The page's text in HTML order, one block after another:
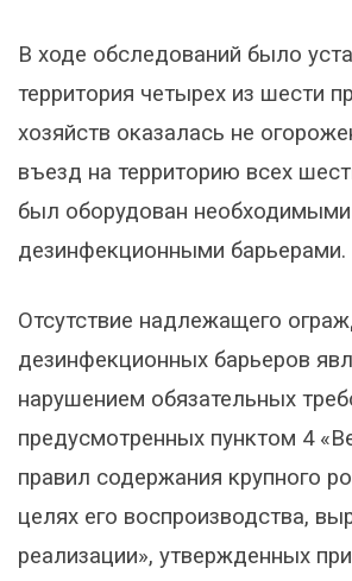
В ходе обследований было
территория четырех из шести
хозяйств оказалась не
въезд на территорию всех
был оборудован необходимыми
дезинфекционными барьерами.
Отсутствие надлежащего
дезинфекционных барьеров
нарушением обязательных
предусмотренных пунктом 4
правил содержания крупного
целях его воспроизводства,
реализации», утвержденных